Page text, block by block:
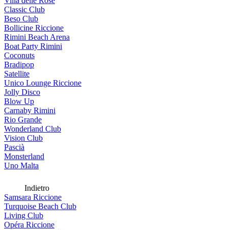
Classic Club
Beso Club
Bollicine Riccione
Rimini Beach Arena
Boat Party Rimini
Coconuts
Bradipop
Satellite
Unico Lounge Riccione
Jolly Disco
Blow Up
Carnaby Rimini
Rio Grande
Wonderland Club
Vision Club
Pascià
Monsterland
Uno Malta
Indietro
Samsara Riccione
Turquoise Beach Club
Living Club
Opéra Riccione